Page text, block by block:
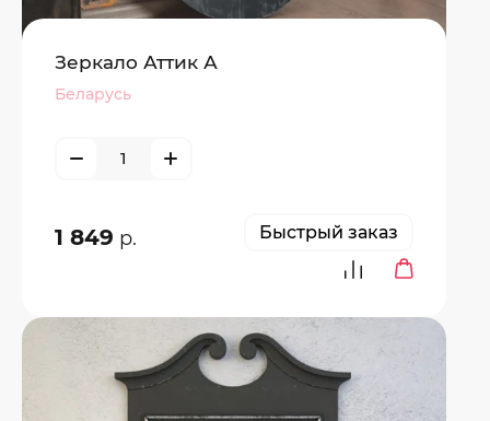
Зеркало Аттик А
Беларусь
1 849 р. Быстрый заказ